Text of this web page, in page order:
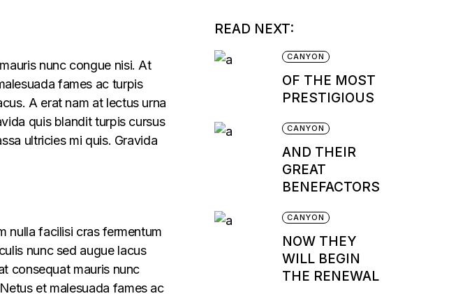
nunc congue nisi. At
fames ac turpis
A erat nam at lectus urna
quis blandit turpis cursus
ultricies mi quis. Gravida
nulla facilisi cras fermentum
nunc sed augue lacus
consequat mauris nunc
et malesuada fames ac
READ NEXT:
CANYON
OF THE MOST
PRESTIGIOUS
CANYON
AND THEIR
GREAT
BENEFACTORS
CANYON
NOW THEY
WILL BEGIN
THE RENEWAL